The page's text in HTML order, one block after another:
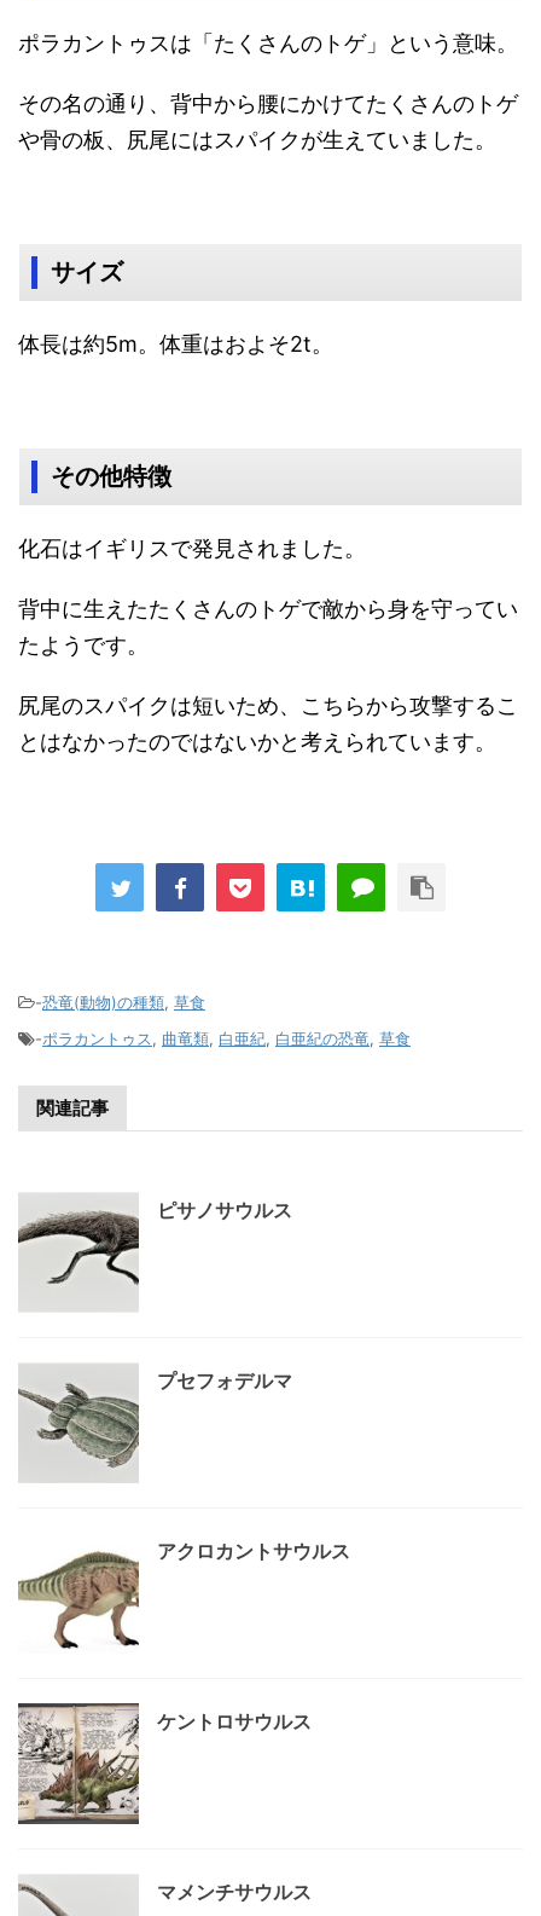
ポラカントゥスは「たくさんのトゲ」という意味。
その名の通り、背中から腰にかけてたくさんのトゲ
や骨の板、尻尾にはスパイクが生えていました。
サイズ
体長は約5m。体重はおよそ2t。
その他特徴
化石はイギリスで発見されました。
背中に生えたたくさんのトゲで敵から身を守ってい
たようです。
尻尾のスパイクは短いため、こちらから攻撃するこ
とはなかったのではないかと考えられています。
-恐竜(動物)の種類, 草食
-ポラカントゥス, 曲竜類, 白亜紀, 白亜紀の恐竜, 草食
関連記事
ピサノサウルス
プセフォデルマ
アクロカントサウルス
ケントロサウルス
マメンチサウルス